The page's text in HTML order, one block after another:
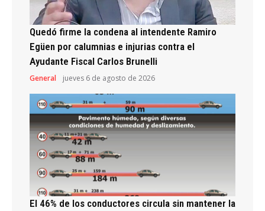
Quedó firme la condena al intendente Ramiro
Egüen por calumnias e injurias contra el
Ayudante Fiscal Carlos Brunelli
General jueves 6 de agosto de 2026
El 46% de los conductores circula sin mantener la